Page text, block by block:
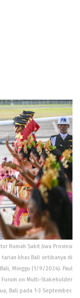
Rumah Sakit Jiwa Provinsi
tarian khas Bali setibanya di
Minggu (1/9/2024). Paul
Forum on Multi-Stakeholder
Bali pada 1-3 September.